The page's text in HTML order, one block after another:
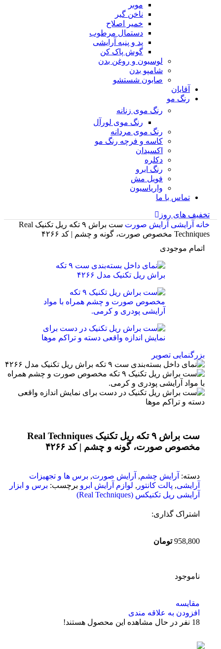
موبر
ناخن گیر
خمیر اصلاح
دستمال مرطوب
پد و پنبه آرایشی
گوش پاک کن
لوسیون و روغن بدن
شامپو بدن
صابون شستشو
آقایان
رنگ مو
رنگ موی زنانه
رنگ موی لورآل
رنگ موی مردانه
کاسه و فرچه رنگ مو
اکسیدان
دکلره
رنگ ابرو
فویل مش
واریاسیون
تماس با ما
تخفیف های روز
خانه آرایشی آرایش صورت
ست براش ۹ تکه ریل تکنیک Real
Techniques مخصوص صورت، گونه و چشم | کد ۴۲۶۶
اتمام موجودی
بزرگنمایی تصویر
ست براش ۹ تکه ریل تکنیک Real Techniques
مخصوص صورت، گونه و چشم | کد ۴۲۶۶
دسته: آرایش چشم, آرایش صورت, برس ها و تجهیزات
آرایشی, پالت کانتور , لوازم آرایش ابرو برچسب: برس و ابزار
آرایشی ریل تکنیکس (Real Techniques)
اشتراک گذاری:
958,800 تومان
ناموجود
مقایسه
افزودن به علاقه مندی
18 نفر در حال مشاهده این محصول هستند!